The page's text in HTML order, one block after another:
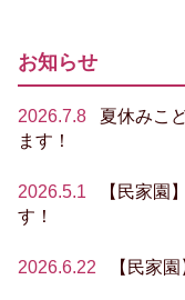
お知らせ
2026.7.8
夏休みこ
ます！
2026.5.1
【民家園
す！
2026.6.22 【民家